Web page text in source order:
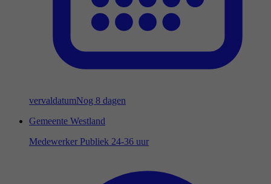
vervaldatumNog 8 dagen
Gemeente Westland
Medewerker Publiek 24-36 uur